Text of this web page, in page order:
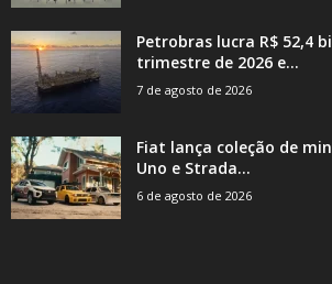
Petrobras lucra R$ 52,4
trimestre de 2026 e...
7 de agosto de 2026
Fiat lança coleção de
Uno e Strada...
6 de agosto de 2026